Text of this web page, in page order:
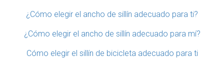
¿Cómo elegir el ancho de sillín adecuado para ti?
¿Cómo elegir el ancho de sillín adecuado para mí?
Cómo elegir el sillín de bicicleta adecuado para ti